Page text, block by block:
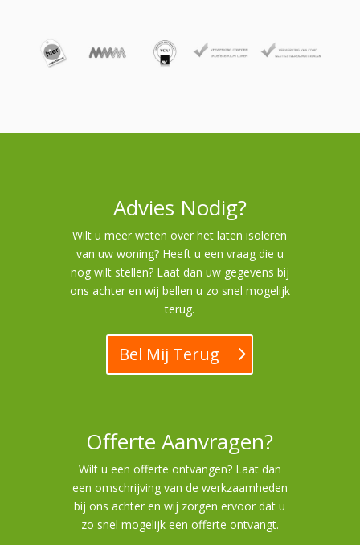
Advies Nodig?
Wilt u meer weten over het laten isoleren
van uw woning? Heeft u een vraag die u
nog wilt stellen? Laat dan uw gegevens bij
ons achter en wij bellen u zo snel mogelijk
terug.
Bel Mij Terug
Offerte Aanvragen?
Wilt u een offerte ontvangen? Laat dan
een omschrijving van de werkzaamheden
bij ons achter en wij zorgen ervoor dat u
zo snel mogelijk een offerte ontvangt.